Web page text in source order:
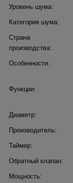
Уровень шума:
Категория шума:
Страна
производства:
Особенности:
Функции:
Диаметр:
Производитель:
Таймер:
Обратный клапан:
Мощность: